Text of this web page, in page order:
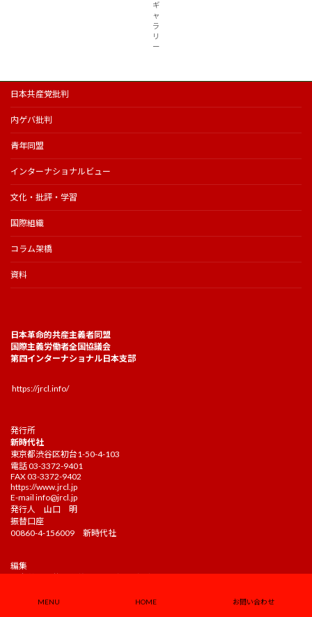
ギ
ャ
ラ
リ
ー
日本共産党批判
内ゲバ批判
青年同盟
インターナショナルビュー
文化・批評・学習
国際組織
コラム架橋
資料
日本革命的共産主義者同盟
国際主義労働者全国協議会
第四インターナショナル日本支部
https://jrcl.info/
発行所
新時代社
東京都渋谷区初台1-50-4-103
電話 03-3372-9401
FAX 03-3372-9402
https://www.jrcl.jp
E-mail info@jrcl.jp
発行人 山口 明
振替口座
00860-4-156009 新時代社
編集
関西支社（関西新時代社）
MENU HOME お問い合わせ